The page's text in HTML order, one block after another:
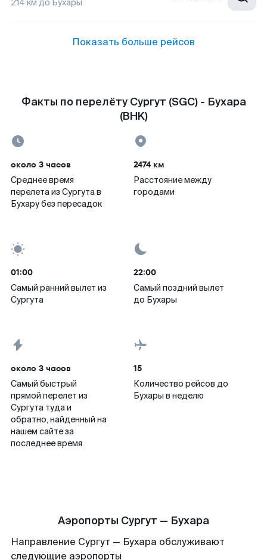
214 км до Бухары
Показать больше рейсов
Факты по перелёту Сургут (SGC) - Бухара
(BHK)
около 3 часов
Среднее время
перелета из Сургута в
Бухару без пересадок
2474 км
Расстояние между
городами
01:00
Самый ранний вылет из
Сургута
22:00
Самый поздний вылет
до Бухары
около 3 часов
Самый быстрый
прямой перелет из
Сургута туда и
обратно, найденный на
нашем сайте за
последнее время
15
Количество рейсов до
Бухары в неделю
Аэропорты Сургут — Бухара
Направление Сургут — Бухара обслуживают
следующие аэропорты